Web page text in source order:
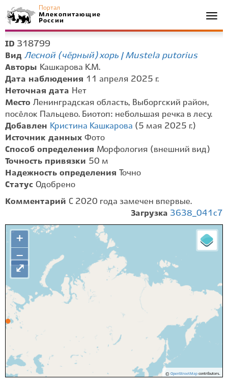
Портал
Млекопитающие
России
ID 318799
Вид Лесной (чёрный) хорь | Mustela putorius
Авторы Кашкарова К.М.
Дата наблюдения 11 апреля 2025 г.
Неточная дата Нет
Место Ленинградская область, Выборгский район,
посёлок Пальцево. Биотоп: небольшая речка в лесу.
Добавлен Кристина Кашкарова (5 мая 2025 г.)
Источник данных Фото
Способ определения Морфология (внешний вид)
Точность привязки 50 м
Надежность определения
Точно
Статус Одобрено
Комментарий С 2020 года замечен впервые.
Загрузка 3638_041c7
+
−
© OpenStreetMapcontributors.
⤢